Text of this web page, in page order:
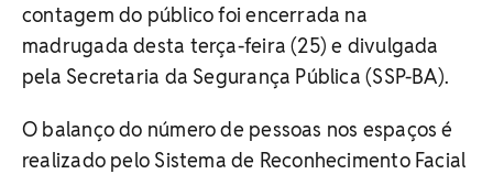
contagem do público foi encerrada na
madrugada desta terça-feira (25) e divulgada
pela Secretaria da Segurança Pública (SSP-BA).
O balanço do número de pessoas nos espaços é
realizado pelo Sistema de Reconhecimento Facial